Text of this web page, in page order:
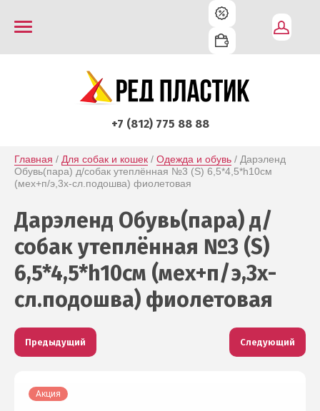
+7 (812) 775 88 88
Главная / Для собак и кошек / Одежда и обувь / Дарэленд
Обувь(пара) д/собак утеплённая №3 (S) 6,5*4,5*h10см
(мех+п/э,3х-сл.подошва) фиолетовая
Дарэленд Обувь(пара) д/
собак утеплённая №3 (S)
6,5*4,5*h10см (мех+п/э,3х-
сл.подошва) фиолетовая
Предыдущий Следующий
Акция